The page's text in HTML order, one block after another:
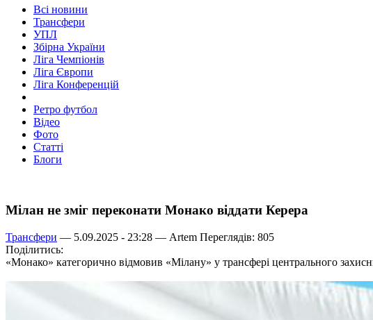
Всі новини
Трансфери
УПЛ
Збірна України
Ліга Чемпіонів
Ліга Європи
Ліга Конференцій
Ретро футбол
Відео
Фото
Статті
Блоги
Мілан не зміг переконати Монако віддати Керера
Трансфери — 5.09.2025 - 23:28 — Artem Переглядів: 805
Поділитись:
«Монако» категорично відмовив «Мілану» у трансфері центрального